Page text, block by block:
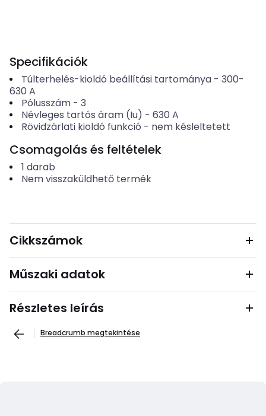
Specifikációk
Túlterhelés-kioldó beállítási tartománya- 300-
630 A
Pólusszám- 3
Névleges tartós áram (Iu) - 630 A
Rövidzárlati kioldó funkció - nem késleltetett
Csomagolás és feltételek
1 darab
Nem visszaküldhető termék
Cikkszámok
Műszaki adatok
Részletes leírás
Breadcrumb megtekintése